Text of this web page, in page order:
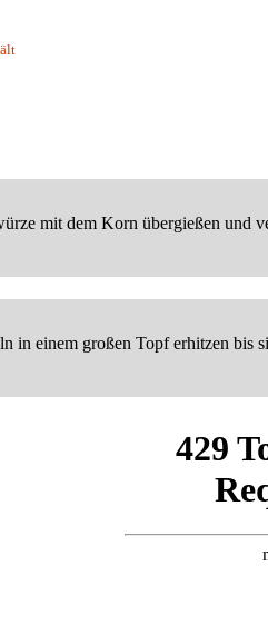
mit dem Korn übergießen und
in einem großen Topf erhitzen